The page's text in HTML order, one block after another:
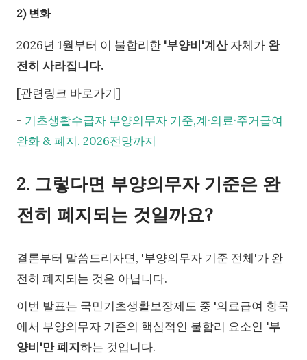
2) 변화
2026년 1월부터 이 불합리한 '부양비'계산자체가 완
전히 사라집니다.
[관련링크 바로가기]
- 기초생활수급자 부양의무자 기준,계·의료·주거급여
완화 & 폐지. 2026전망까지
2. 그렇다면 부양의무자 기준은 완
전히 폐지되는 것일까요?
결론부터 말씀드리자면, '부양의무자 기준 전체'가 완
전히 폐지되는 것은 아닙니다.
이번 발표는 국민기초생활보장제도 중 '의료급여 항목
에서 부양의무자 기준의 핵심적인 불합리 요소인 '부
양비'만 폐지하는 것입니다.